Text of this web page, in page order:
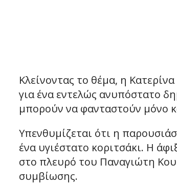
Κλείνοντας το θέμα, η
για ένα εντελώς ανυπόστατο
μπορούν να φανταστούν μόνο
Υπενθυμίζεται ότι η
ένα υγιέστατο κοριτσάκι. Η
στο πλευρό του Παναγιώτη
συμβίωσης.